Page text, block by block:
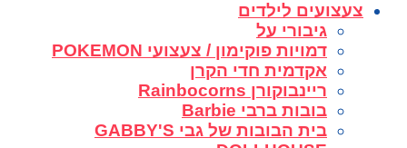
צעצועים לילדים
גיבורי על
דמויות פוקימון / צעצועי POKEMON
אקדמית חדי הקרן
ריינבוקורן Rainbocorns
בובות ברבי Barbie
בית הבובות של גבי GABBY'S